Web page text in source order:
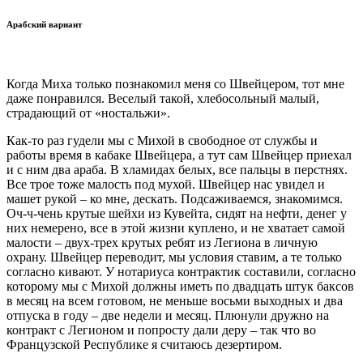
Арабский вариант
Когда Миха только познакомил меня со Швейцером, тот мне
даже понравился. Веселый такой, хлебосольный малый,
страдающий от «ностальжи».
Как-то раз гудели мы с Михой в свободное от службы и
работы время в кабаке Швейцера, а тут сам Швейцер приехал
и с ним два араба. В хламидах белых, все пальцы в перстнях.
Все трое тоже малость под мухой. Швейцер нас увидел и
машет рукой – ко мне, дескать. Подсаживаемся, знакомимся.
Оч-ч-чень крутые шейхи из Кувейта, сидят на нефти, денег у
них немерено, все в этой жизни куплено, и не хватает самой
малости – двух-трех крутых ребят из Легиона в личную
охрану. Швейцер переводит, мы условия ставим, а те только
согласно кивают. У нотариуса контрактик составили, согласно
которому мы с Михой должны иметь по двадцать штук баксов
в месяц на всем готовом, не меньше восьми выходных и два
отпуска в году – две недели и месяц. Плюнули дружно на
контракт с Легионом и попросту дали деру – так что во
Французской Республике я считаюсь дезертиром.